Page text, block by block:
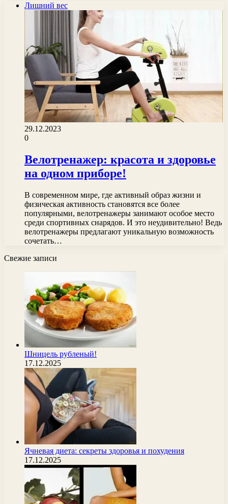
Лишний вес
29.12.2023
0
Велотренажер: красота и здоровье
на одном приборе!
В современном мире, где активный образ жизни и
физическая активность становятся все более
популярными, велотренажеры занимают особое место
среди спортивных снарядов. И это неудивительно! Ведь
велотренажеры предлагают уникальную возможность
сочетать…
Свежие записи
Шницель рубленый!
17.12.2025
Ячневая диета: секреты здоровья и похудения
17.12.2025